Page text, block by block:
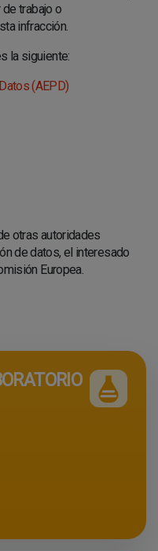
trabajo o
infracción.
la siguiente:
(AEPD)
otras autoridades
de datos, el interesado
Europea.